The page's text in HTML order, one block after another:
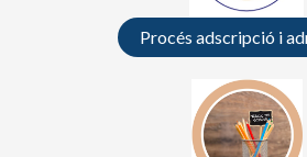
Procés adscripció i